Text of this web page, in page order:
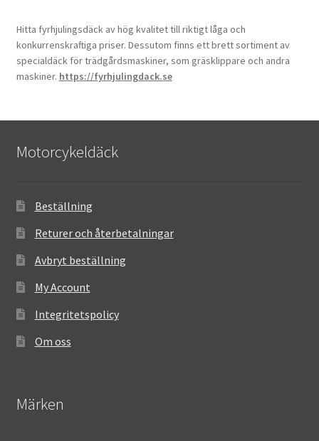
Hitta fyrhjulingsdäck av hög kvalitet till riktigt låga och
konkurrenskraftiga priser. Dessutom finns ett brett sortiment av
specialdäck för trädgårdsmaskiner, som gräsklippare och andra
maskiner. https://fyrhjulingdack.se
Motorcykeldäck
Beställning
Returer och återbetalningar
Avbryt beställning
My Account
Integritetspolicy
Om oss
Märken